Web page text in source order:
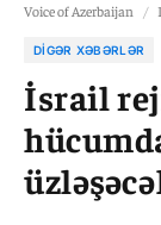
Voice of Azerbaijan /
DIGƏR XƏBƏRLƏR
İsrail